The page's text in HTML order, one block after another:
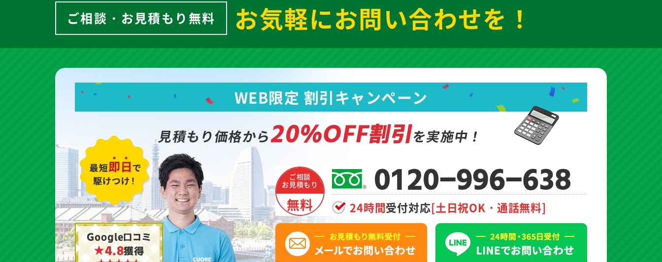
ご相談・お見積もり無料 お気軽にお問い合わせを！
Google口コミ
★4.8獲得
WEB限定 割引キャンペーン
見積もり価格から20%OFF割引を実施中！
ご相談
お見積もり
無料
0120-996-638
24時間受付対応[土日祝OK・通話無料]